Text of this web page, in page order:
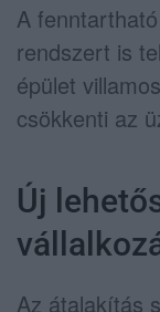
A
rendszert is
épület
csökkenti az
Új
Az átalakítás